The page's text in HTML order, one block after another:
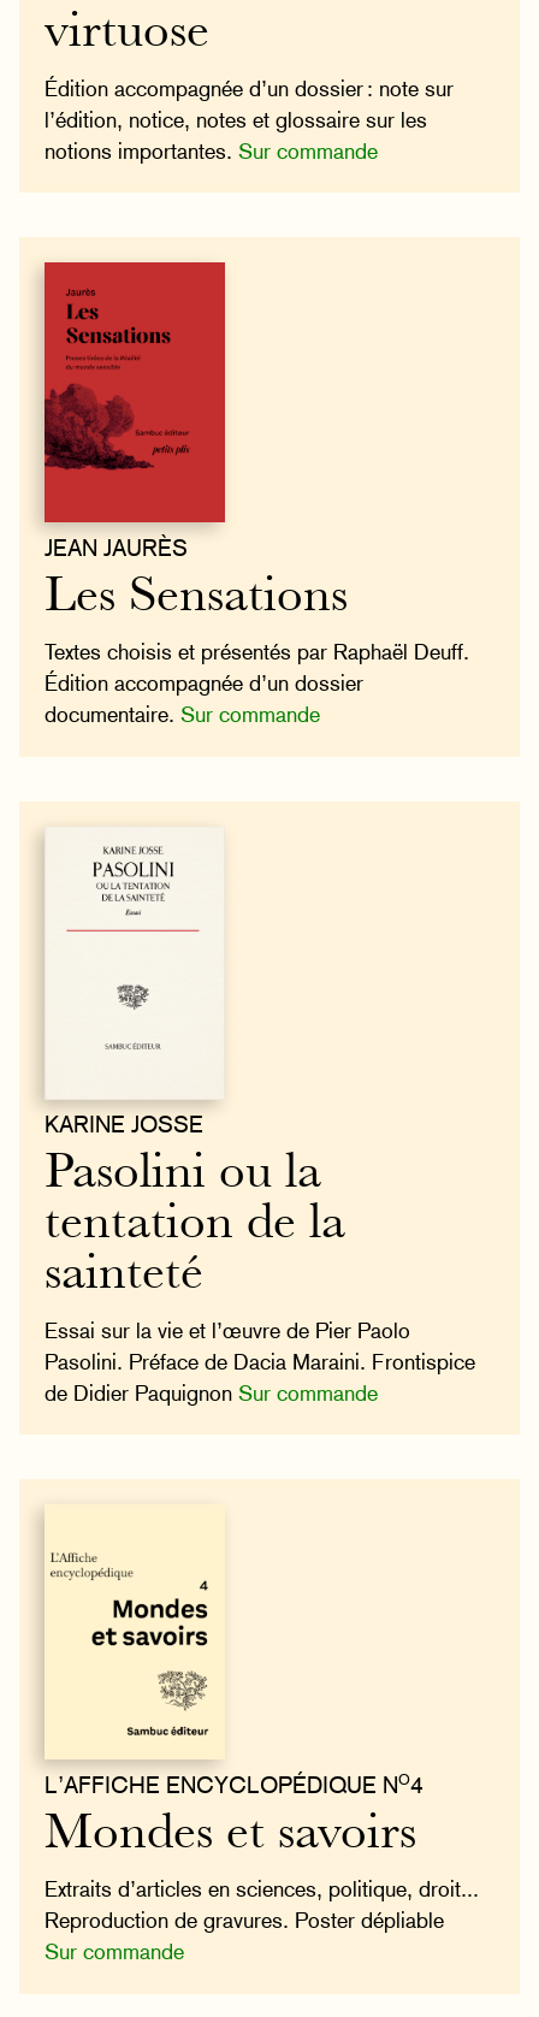
virtuose
Édition accompagnée d’un dossier : note sur
l’édition, notice, notes et glossaire sur les
notions importantes.Sur commande
JEAN JAURÈS
Les Sensations
Textes choisis et présentés par Raphaël Deuff.
Édition accompagnée d’un dossier
documentaire.Sur commande
KARINE JOSSE
Pasolini ou la
tentation de la
sainteté
Essai sur la vie et l’œuvre de Pier Paolo
Pasolini. Préface de Dacia Maraini. Frontispice
de Didier PaquignonSur commande
L’AFFICHE ENCYCLOPÉDIQUE NO4
Mondes et savoirs
Extraits d’articles en sciences, politique, droit...
Reproduction de gravures. Poster dépliable
Sur commande